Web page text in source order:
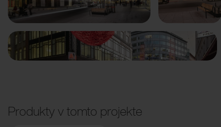
Produkty v tomto projekte